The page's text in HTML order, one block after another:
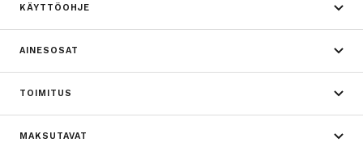
KÄYTTÖOHJE
AINESOSAT
TOIMITUS
MAKSUTAVAT